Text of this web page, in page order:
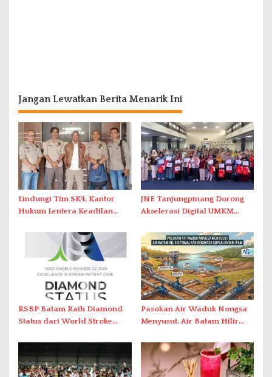
Jangan Lewatkan Berita Menarik Ini
Lindungi Tim SK4, Kantor
Hukum Lentera Keadilan
Perlawanan ke Petugas di
Bukik Batarah
JNE Tanjungpinang Dorong
Akselerasi Digital UMKM
2026
RSBP Batam Raih Diamond
Status dari World Stroke
Penanganan Stroke
Berstandar Internasional
Pasokan Air Waduk Nongsa
Menyusut, Air Batam Hilir
Antar-IPAM